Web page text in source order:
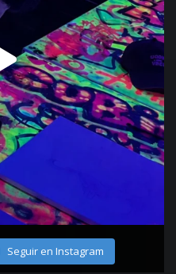
Seguir en Instagram